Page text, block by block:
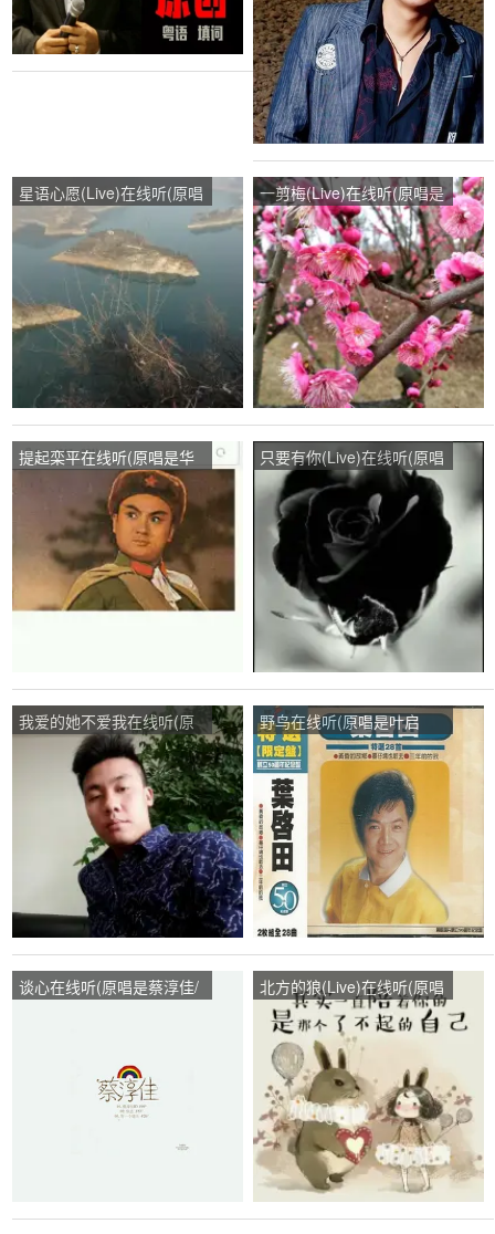
星语心愿(Live)在线听(原唱
是任贤齐)，刘师演唱点
播:79次
一剪梅(Live)在线听(原唱是
费玉清)，云锦【主唱】乾
平演唱点播:128次
提起栾平在线听(原唱是华
语群星)，老白演唱点
播:242次
只要有你(Live)在线听(原唱
是那英/孙楠)，玖月壹木演
唱点播:171次
我爱的她不爱我在线听(原
唱是孙楠)，狂热家族演唱
点播:151次
野鸟在线听(原唱是叶启
田)，美好未来演唱点播:37
次
谈心在线听(原唱是蔡淳佳/
北方的狼(Live)在线听(原唱
是齐秦)，二十三划先生演
唱点播:22次